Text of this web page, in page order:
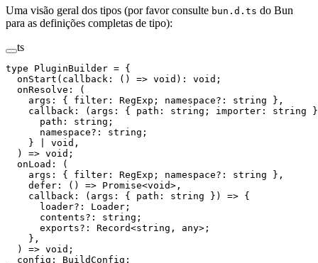
Uma visão geral dos tipos (por favor consulte bun.d.ts do Bun
para as definições completas de tipo):
ts
type PluginBuilder = {
  onStart
( callback : () => void ) : void ;
  onResolve
:
(
    args
: { filter : RegExp ; namespace?: string },
    callback
: ( args : { path : string ; importer : string
      path
: string ;
      namespace
?: string ;
    }
void ,
  )
=> void ;
  onLoad
:
(
    args
: { filter : RegExp ; namespace?: string },
    defer
: () => Promise<void>,
    callback
: ( args : { path : string }) => {
      loader
?: Loader ;
      contents
?: string ;
      exports
?: Record<string , any>;
    },
  )
=> void ;
  config
: BuildConfig ;